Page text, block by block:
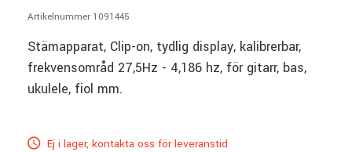
Artikelnummer 1091445
Stämapparat, Clip-on, tydlig display, kalibrerbar,
frekvensområd 27,5Hz - 4,186 hz, för gitarr, bas,
ukulele, fiol mm.
Ej i lager, kontakta oss för leveranstid